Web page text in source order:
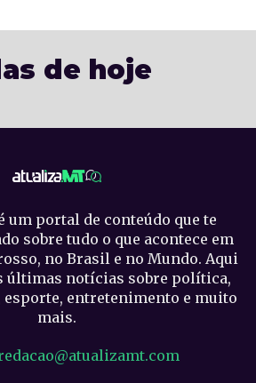
de hoje
um portal de conteúdo que te
sobre tudo o que acontece em
no Brasil e no Mundo. Aqui
últimas notícias sobre política,
esporte, entretenimento e muito
mais.